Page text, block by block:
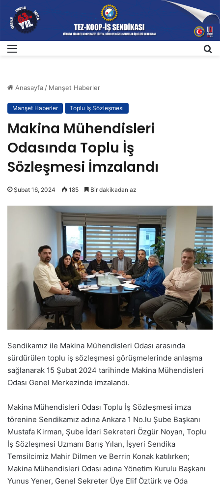
Anasayfa/ Manşet Haberler
Manşet Haberler Toplu İş Sözleşmesi
Makina Mühendisleri
Odasında Toplu İş
Sözleşmesi İmzalandı
Şubat 16, 2024 185 Bir dakikadan az
Sendikamız ile Makina Mühendisleri Odası arasında
sürdürülen toplu iş sözleşmesi görüşmelerinde anlaşma
sağlanarak 15 Şubat 2024 tarihinde Makina Mühendisleri
Odası Genel Merkezinde imzalandı.
Makina Mühendisleri Odası Toplu İş Sözleşmesi imza
törenine Sendikamız adına Ankara 1 No.lu Şube Başkanı
Mustafa Kirman, Şube İdari Sekreteri Özgür Noyan, Toplu
İş Sözleşmesi Uzmanı Barış Yılan, İşyeri Sendika
Temsilcimiz Mahir Dilmen ve Berrin Konak katılırken;
Makina Mühendisleri Odası adına Yönetim Kurulu Başkanı
Yunus Yener, Genel Sekreter Üye Elif Öztürk ve Oda